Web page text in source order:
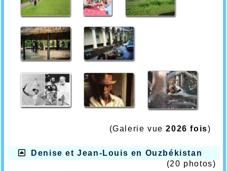
(Galerie vue2026 fois)
Denise et Jean-Louis en Ouzbékistan
(20 photos)